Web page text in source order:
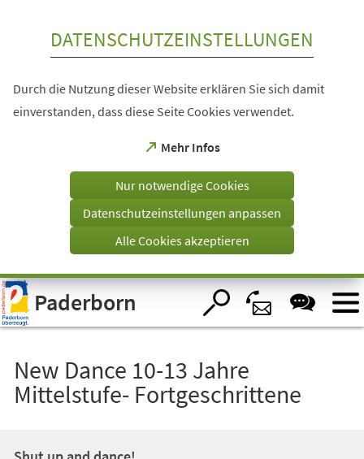
Visuelle
Assistenzsoftware
öffnen.
DATENSCHUTZEINSTELLUNGEN
Durch die Nutzung dieser Website erklären Sie sich damit
einverstanden, dass diese Seite Cookies verwendet.
Mehr Infos
(Öffnet
einem
Tab)
Nur notwendige Cookies
Datenschutzeinstellungen anpassen
Alle Cookies akzeptieren
Paderborn
New Dance 10-13 Jahre
Mittelstufe- Fortgeschrittene